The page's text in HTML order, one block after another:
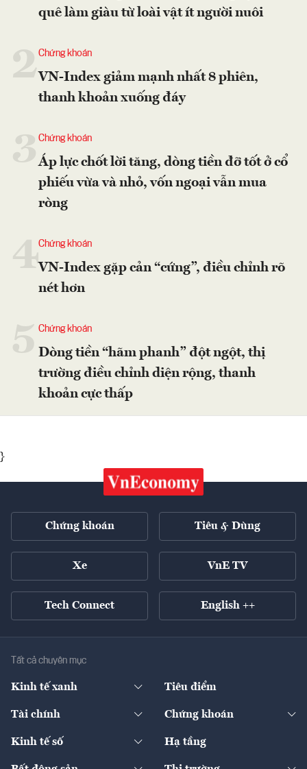
quê làm giàu từ loài vật ít người nuôi
2Chứng khoán
VN-Index giảm mạnh nhất 8 phiên,
thanh khoản xuống đáy
Chứng khoán
Áp lực chốt lời tăng, dòng tiền đỡ tốt ở cổ
phiếu vừa và nhỏ, vốn ngoại vẫn mua
ròng
4Chứng khoán
VN-Index gặp cản “cứng”, điều chỉnh rõ
nét hơn
Chứng khoán
Dòng tiền “hãm phanh” đột ngột, thị
trường điều chỉnh diện rộng, thanh
khoản cực thấp
}
Chứng khoán Tiêu & Dùng
Xe VnE TV
Tech Connect English ++
Tất cả chuyên mục
Kinh tế xanh Tiêu điểm
Tài chính
Ngân hàng
Chứng khoán
Doanh nghiệp niêm yết
Kinh tế số
Sản phẩm - Thị trường
Hạ tầng